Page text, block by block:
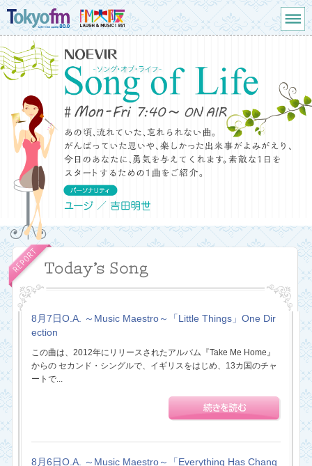
8月7日O.A. ～Music Maestro～「Little Things」One Dir
ection
この曲は、2012年にリリースされたアルバム『Take Me Home』
からの セカンド・シングルで、イギリスをはじめ、13カ国のチャ
ートで...
8月6日O.A. ～Music Maestro～「Everything Has Chang